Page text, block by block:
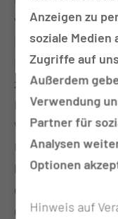
vom
Entwurf des
zugestimmt hat.
Land
Unterstützung
komplexen
gegenseitigen
dieser Zeit auch
Anzeigen zu
soziale Medien
Zugriffe auf
Außerdem
Verwendung
Partner für
Analysen
Optionen
Hinweis auf